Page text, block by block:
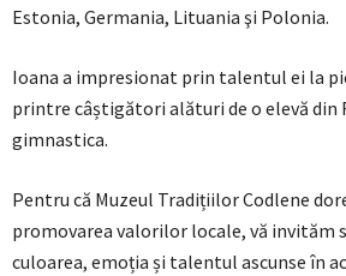
Estonia, Germania, Lituania şi Polonia.
Ioana a impresionat prin talentul ei la
printre câștigători alături de o elevă din
gimnastica.
Pentru că Muzeul Tradițiilor Codlene
promovarea valorilor locale, vă invităm
culoarea, emoția și talentul ascunse în